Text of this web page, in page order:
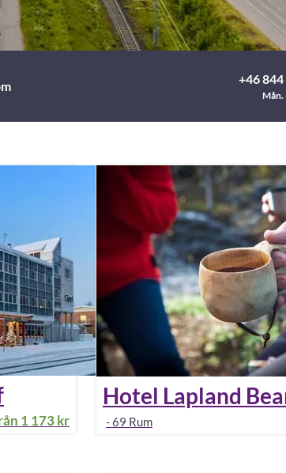
+46
Mån.
1 173 kr
Hotel Lapland
-69 Rum